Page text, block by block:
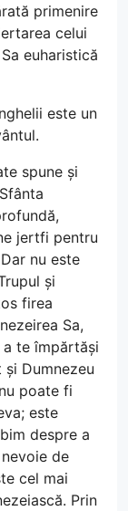
primenire
celui
euharistică
este un
spune și
jertfi pentru
nu este
și
firea
Sa,
te împărtăși
Dumnezeu
poate fi
este
despre a
de
cel mai
Prin